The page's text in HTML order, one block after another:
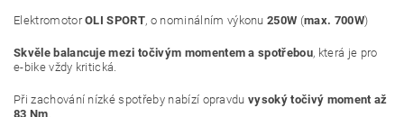
ElektromotorOLI SPORT, o nominálním výkonu250W (max. 700W)
Skvěle balancuje mezi točivým momentem a spotřebou, která je pro
e-bike vždy kritická.
Při zachování nízké spotřeby nabízí opravdu vysoký točivý moment až
83 Nm